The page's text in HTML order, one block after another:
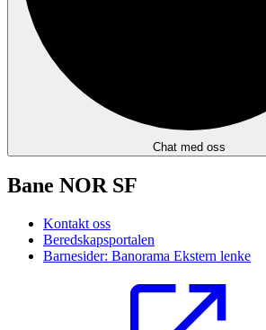
Chat med oss
Bane NOR SF
Kontakt oss
Beredskapsportalen
Barnesider: Banorama Ekstern lenke